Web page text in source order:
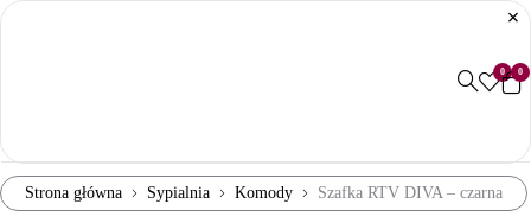
0 0
Strona główna Sypialnia Komody Szafka RTV DIVA – czarna